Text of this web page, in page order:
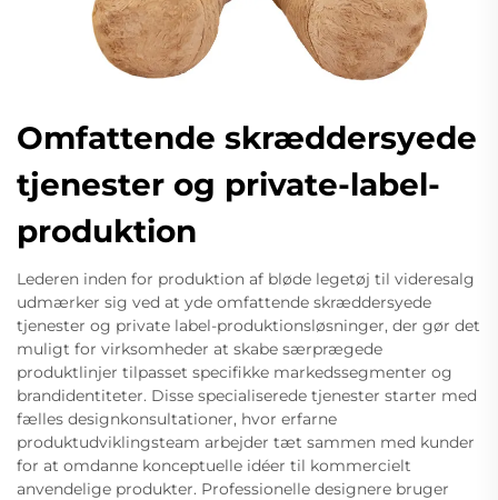
Omfattende skræddersyede
tjenester og private-label-
produktion
Lederen inden for produktion af bløde legetøj til videresalg
udmærker sig ved at yde omfattende skræddersyede
tjenester og private label-produktionsløsninger, der gør det
muligt for virksomheder at skabe særprægede
produktlinjer tilpasset specifikke markedssegmenter og
brandidentiteter. Disse specialiserede tjenester starter med
fælles designkonsultationer, hvor erfarne
produktudviklingsteam arbejder tæt sammen med kunder
for at omdanne konceptuelle idéer til kommercielt
anvendelige produkter. Professionelle designere bruger